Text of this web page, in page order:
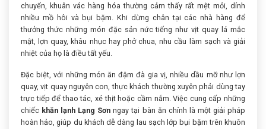
chuyển, khuân vác hàng hóa thường cảm thấy rất mệt mỏi, dính
nhiều mồ hôi và bụi bặm. Khi dừng chân tại các nhà hàng để
thưởng thức những món đặc sản nức tiếng như vịt quay lá mắc
mật, lợn quay, khâu nhục hay phở chua, nhu cầu làm sạch và giải
nhiệt của họ là điều tất yếu.
Đặc biệt, với những món ăn đậm đà gia vị, nhiều dầu mỡ như lợn
quay, vịt quay nguyên con, thực khách thường xuyên phải dùng tay
trực tiếp để thao tác, xé thịt hoặc cầm nắm. Việc cung cấp những
chiếc khăn lạnh Lạng Sơn ngay tại bàn ăn chính là một giải pháp
hoàn hảo, giúp du khách dễ dàng lau sạch lớp bụi bặm trên khuôn